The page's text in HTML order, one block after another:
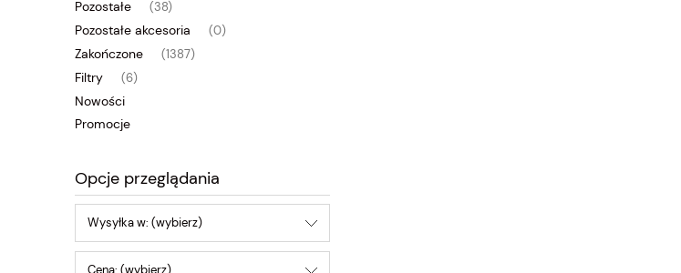
Pozostałe (38)
Pozostałe akcesoria (0)
Zakończone (1387)
Filtry (6)
Nowości
Promocje
Opcje przeglądania
Wysyłka w: (wybierz)